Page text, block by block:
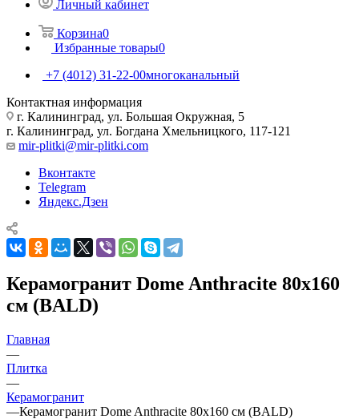
Личный кабинет
Корзина0
Избранные товары0
+7 (4012) 31-22-00многоканальный
Контактная информация
г. Калининград, ул. Большая Окружная, 5
г. Калининград, ул. Богдана Хмельницкого, 117-121
mir-plitki@mir-plitki.com
Вконтакте
Telegram
Яндекс.Дзен
Керамогранит Dome Anthracite 80x160
см (BALD)
Главная
—
Плитка
—
Керамогранит
—Керамогранит Dome Anthracite 80x160 см (BALD)